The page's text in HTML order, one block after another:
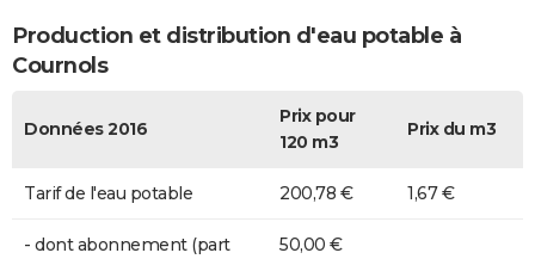
Production et distribution d'eau potable à
Cournols
Données 2016
Prix pour
120 m3
Prix du m3
Tarif de l'eau potable 200,78 € 1,67 €
- dont abonnement (part
50,00 €